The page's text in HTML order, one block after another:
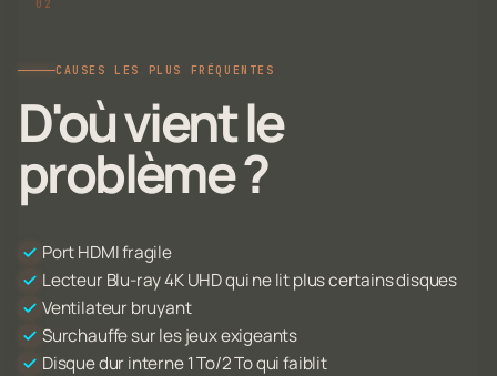
CAUSES LES PLUS FRÉQUENTES
D'où vient le
problème ?
Port HDMI fragile
Lecteur Blu-ray 4K UHD qui ne lit plus certains disques
Ventilateur bruyant
Surchauffe sur les jeux exigeants
Disque dur interne 1 To/2 To qui faiblit